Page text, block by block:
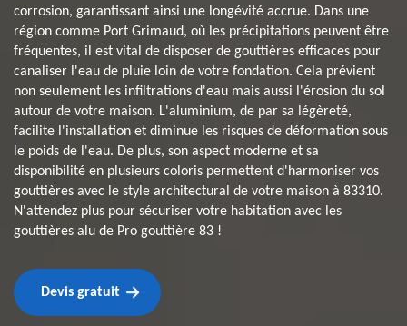
corrosion, garantissant ainsi une longévité accrue. Dans une
région comme Port Grimaud, où les précipitations peuvent être
fréquentes, il est vital de disposer de gouttières efficaces pour
canaliser l'eau de pluie loin de votre fondation. Cela prévient
non seulement les infiltrations d'eau mais aussi l'érosion du sol
autour de votre maison. L'aluminium, de par sa légèreté,
facilite l'installation et diminue les risques de déformation sous
le poids de l'eau. De plus, son aspect moderne et sa
disponibilité en plusieurs coloris permettent d'harmoniser vos
gouttières avec le style architectural de votre maison à 83310.
N'attendez plus pour sécuriser votre habitation avec les
gouttières alu de Pro gouttière 83 !
Devis gratuit